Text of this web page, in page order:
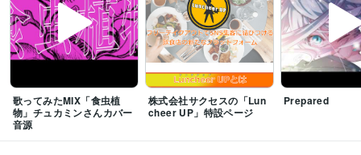
歌ってみたMIX「食虫植
物」チュカミンさんカバー
音源
株式会社サクセスの「Lun
cheer UP」特設ページ
Prepared